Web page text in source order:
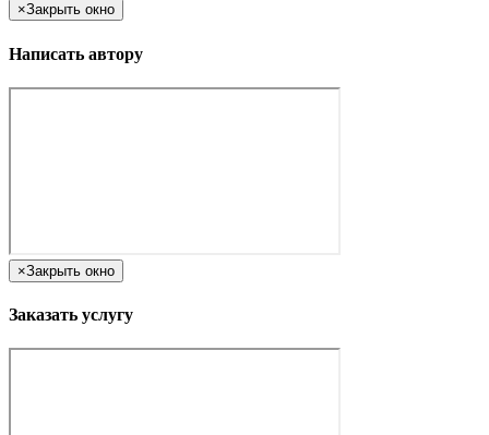
×Закрыть окно
Написать автору
×Закрыть окно
Заказать услугу